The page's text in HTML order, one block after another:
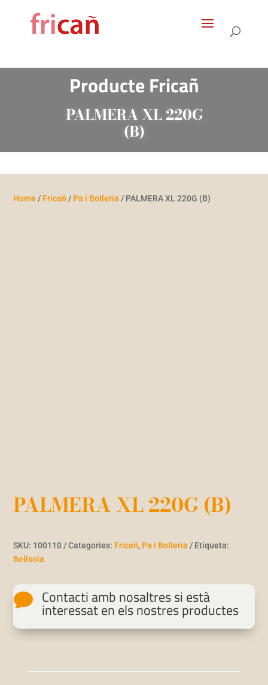
Producte Fricañ
PALMERA XL 220G
(B)
Home / Fricañ / Pa i Bolleria / PALMERA XL 220G (B)
PALMERA XL 220G (B)
SKU: 100110 Categories: Fricañ, Pa i Bolleria
Etiqueta:
Bellsola
 Contacti amb nosaltres si està
interessat en els nostres productes